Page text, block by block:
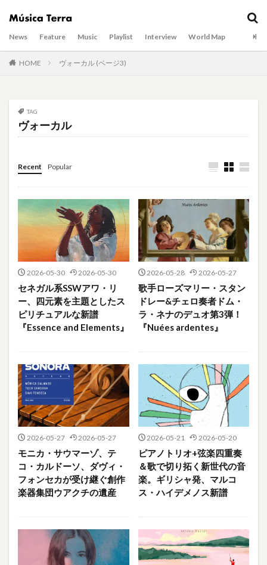
News Feature Music Playlist Interview World Map
HOME ヴォーカル (ページ3)
TAG
ヴォーカル
Recent Popular
2026-05-30 2026-05-30
セネガル系SSWアワ・リ
ー、四元素を主題としたス
ピリチュアルな新譜
『Essence and Elements』
2026-05-28 2026-05-27
歌手ローズマリー・スタン
ドレー&チェロ奏者ドム・
ラ・ネナのデュオ第3弾！
『Nuées ardentes』
2026-05-27 2026-05-27
モニカ・サウマーゾ、テ
コ・カルドーソ、ダヴィ・
フォンセカが受け継ぐ創作
楽器集団ウアクチの遺産
2026-05-21 2026-05-20
ピアノトリオ+弦楽四重奏
＆歌で切り拓く新世代の音
楽。ギリシャ発、マルコ
ス・ハイデメノス新譜